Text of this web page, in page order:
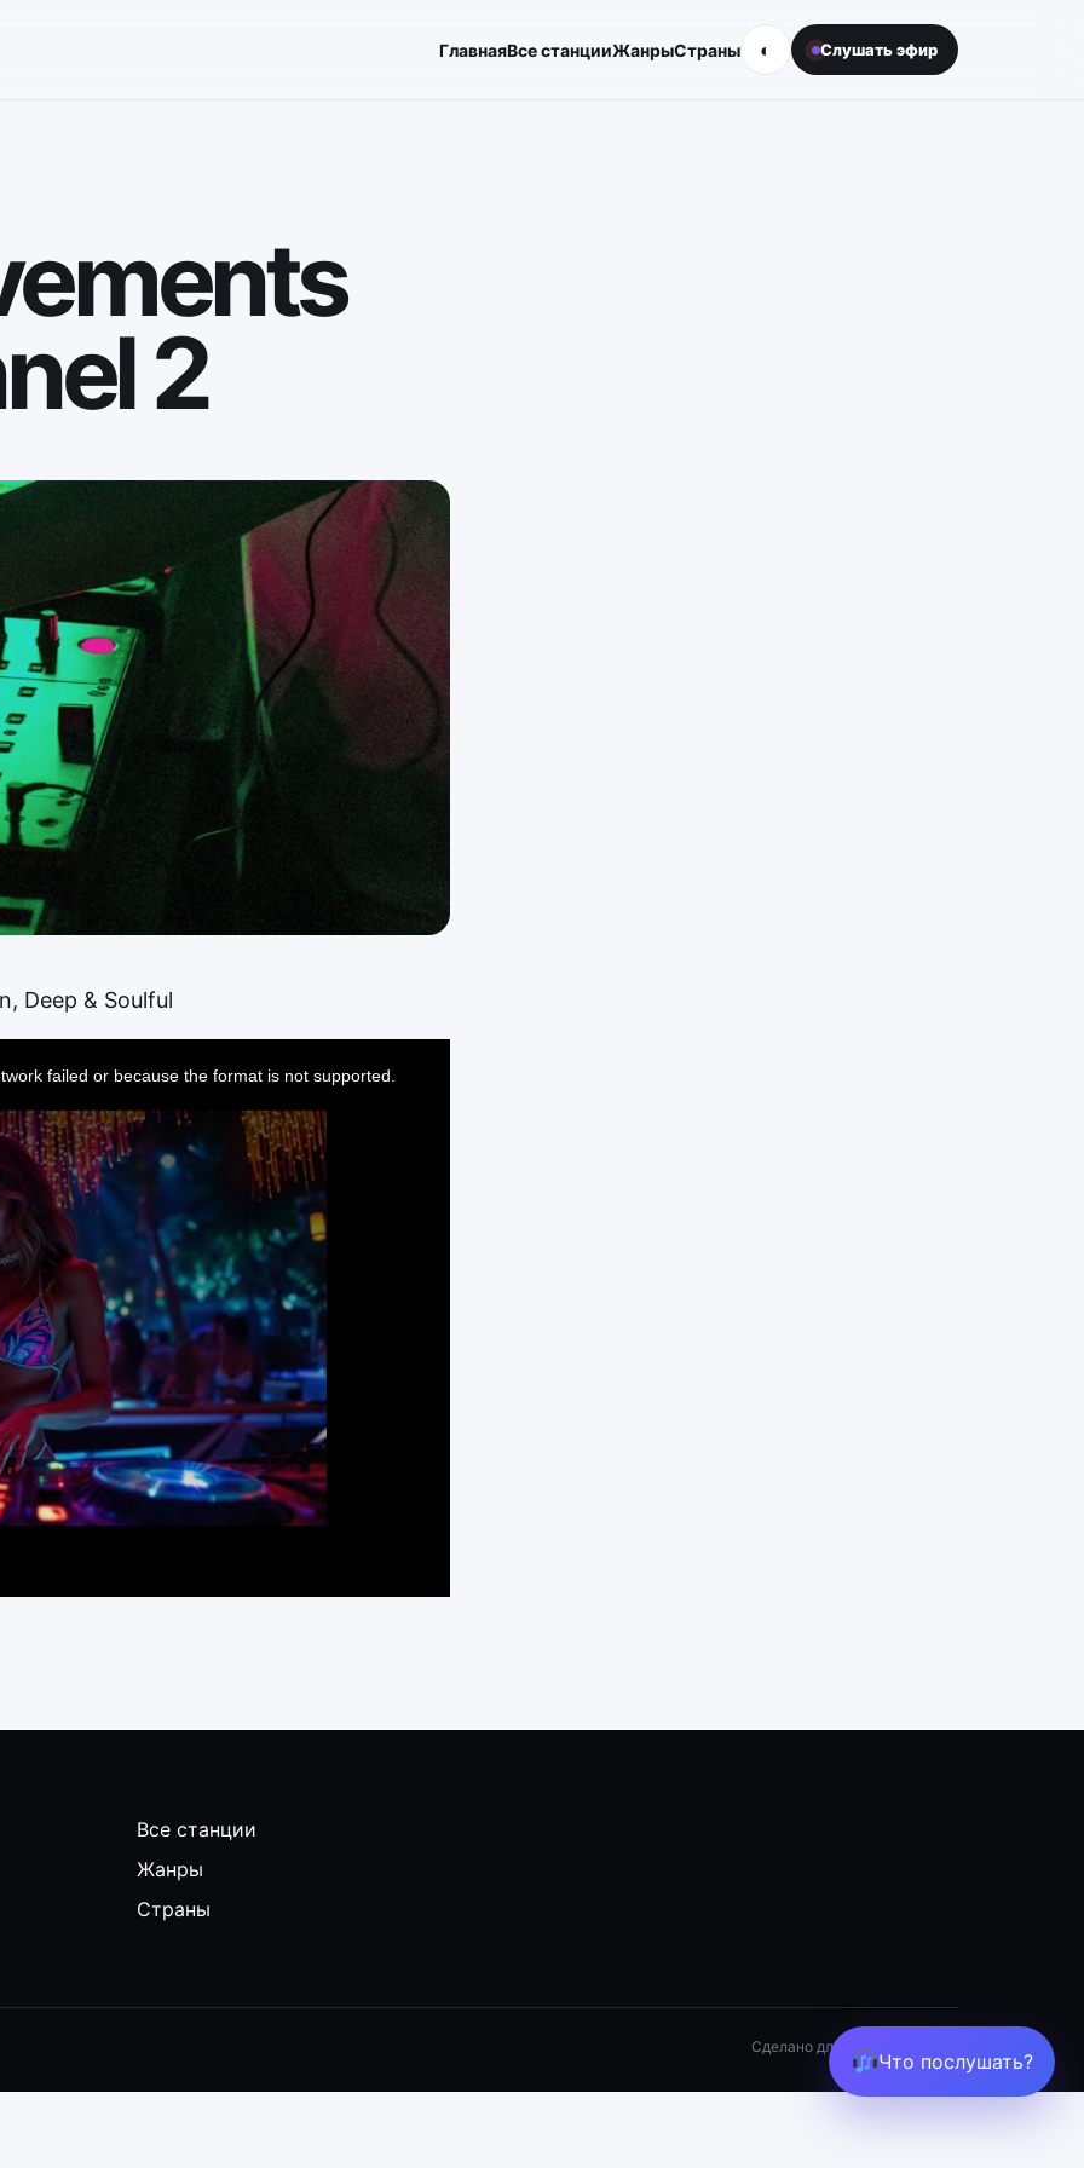
ГлавнаяВсе станцииЖанрыСтраны ◐ Слушать эфир
2
Deep & Soulful
failed or because the format is not supported.
Все станции
Жанры
Страны
Сделано для хорошего звука
Что послушать?